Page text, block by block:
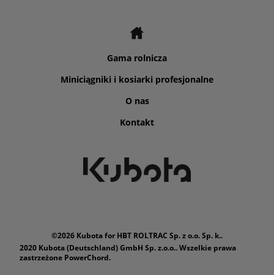
Gama rolnicza
Miniciągniki i kosiarki profesjonalne
O nas
Kontakt
©2026 Kubota for HBT ROLTRAC Sp. z o.o. Sp. k..
2020 Kubota (Deutschland) GmbH Sp. z.o.o.. Wszelkie prawa
zastrzeżone PowerChord.